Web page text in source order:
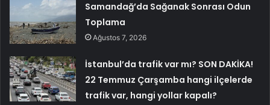
Samandağ’da Sağanak Sonrası Odun
Toplama
Ağustos 7, 2026
İstanbul’da trafik var mı? SON DAKİKA!
22 Temmuz Çarşamba hangi ilçelerde
trafik var, hangi yollar kapalı?